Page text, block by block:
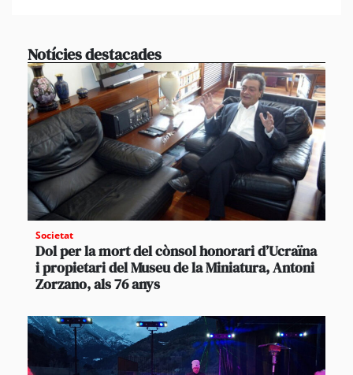
Notícies destacades
Societat
Dol per la mort del cònsol honorari d’Ucraïna
i propietari del Museu de la Miniatura, Antoni
Zorzano, als 76 anys